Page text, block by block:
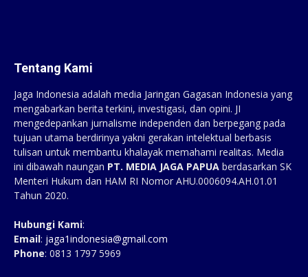
Tentang Kami
Jaga Indonesia adalah media Jaringan Gagasan Indonesia yang
mengabarkan berita terkini, investigasi, dan opini. JI
mengedepankan jurnalisme independen dan berpegang pada
tujuan utama berdirinya yakni gerakan intelektual berbasis
tulisan untuk membantu khalayak memahami realitas. Media
ini dibawah naungan PT. MEDIA JAGA PAPUA berdasarkan SK
Menteri Hukum dan HAM RI Nomor AHU.0006094.AH.01.01
Tahun 2020.
Hubungi Kami:
Email: jaga1indonesia@gmail.com
Phone: 0813 1797 5969